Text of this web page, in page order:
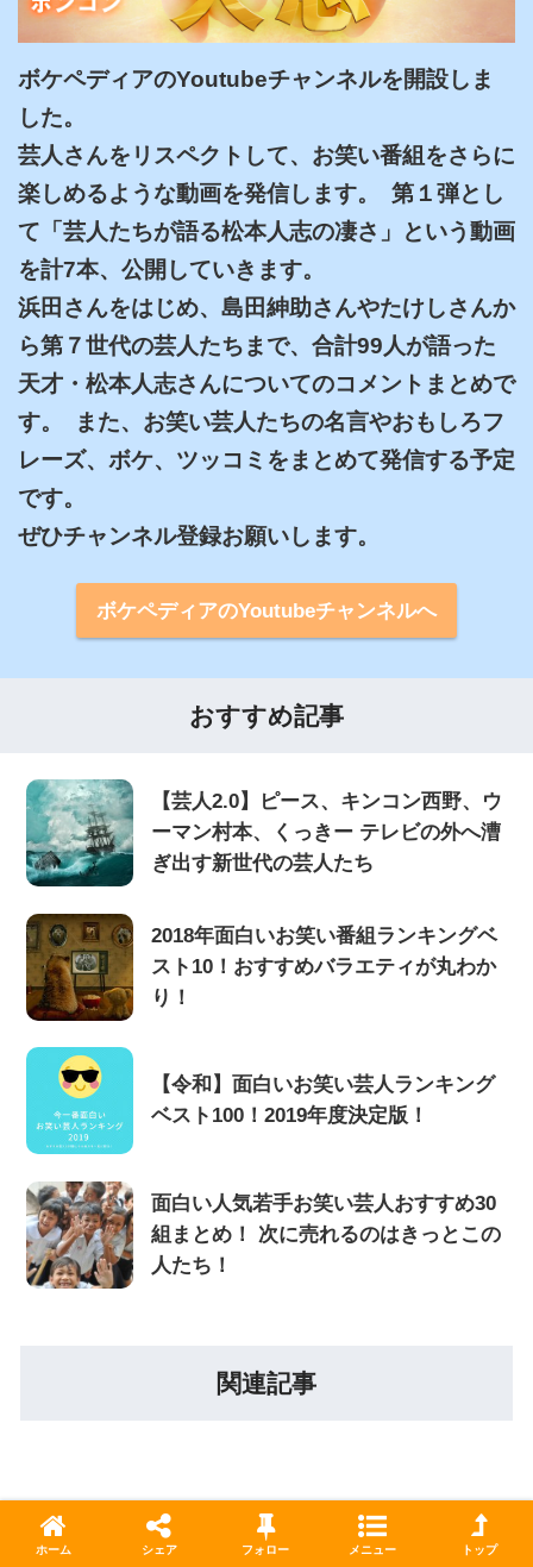
ボケペディアのYoutubeチャンネルを開設しま
した。
芸人さんをリスペクトして、お笑い番組をさらに
楽しめるような動画を発信します。  第１弾とし
て「芸人たちが語る松本人志の凄さ」という動画
を計7本、公開していきます。
浜田さんをはじめ、島田紳助さんやたけしさんか
ら第７世代の芸人たちまで、合計99人が語った
天才・松本人志さんについてのコメントまとめで
す。  また、お笑い芸人たちの名言やおもしろフ
レーズ、ボケ、ツッコミをまとめて発信する予定
です。
ぜひチャンネル登録お願いします。
ボケペディアのYoutubeチャンネルへ
おすすめ記事
【芸人2.0】ピース、キンコン西野、ウ
ーマン村本、くっきー テレビの外へ漕
ぎ出す新世代の芸人たち
2018年面白いお笑い番組ランキングベ
スト10！おすすめバラエティが丸わか
り！
【令和】面白いお笑い芸人ランキング
ベスト100！2019年度決定版！
面白い人気若手お笑い芸人おすすめ30
組まとめ！ 次に売れるのはきっとこの
人たち！
関連記事
ホーム シェア フォロー メニュー トップ